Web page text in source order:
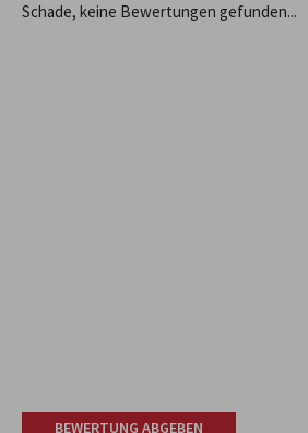
Schade, keine Bewertungen gefunden...
BEWERTUNG ABGEBEN